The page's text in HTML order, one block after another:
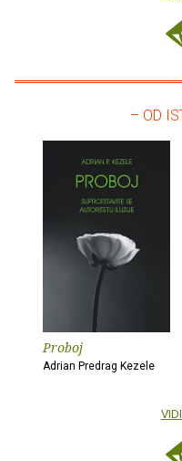
– OD
Proboj
Adrian Predrag Kezele